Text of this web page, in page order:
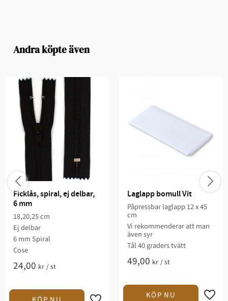
Andra köpte även
Ficklås, spiral, ej delbar,
6 mm
18,20,25 cm
Ej delbar
6 mm Spiral
Cose
24,00 kr /st
Laglapp bomull Vit
Påpressbar laglapp 12 x 45
cm
Vi rekommenderar att man
även syr
Tål 40 graders tvätt
49,00 kr /st